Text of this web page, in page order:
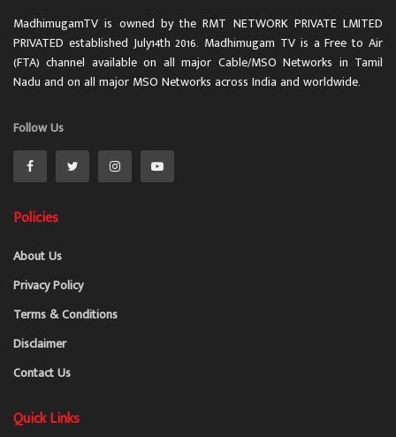
MadhimugamTV is owned by the RMT NETWORK PRIVATE LMITED
PRIVATED established July14th 2016. Madhimugam TV is a Free to Air
(FTA) channel available on all major Cable/MSO Networks in Tamil
Nadu and on all major MSO Networks across India and worldwide.
Follow Us
Policies
About Us
Privacy Policy
Terms & Conditions
Disclaimer
Contact Us
Quick Links